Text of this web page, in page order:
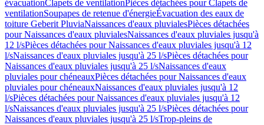
évacuationClapets de ventilationPièces détachées pour Clapets de
ventilationSoupapes de retenue d'énergieÉvacuation des eaux de
toiture Geberit PluviaNaissances d'eaux pluvialesPièces détachées
pour Naissances d'eaux pluvialesNaissances d'eaux pluviales jusqu'à
12 l/sPièces détachées pour Naissances d'eaux pluviales jusqu'à 12
l/sNaissances d'eaux pluviales jusqu'à 25 l/sPièces détachées pour
Naissances d'eaux pluviales jusqu'à 25 l/sNaissances d'eaux
pluviales pour chéneauxPièces détachées pour Naissances d'eaux
pluviales pour chéneauxNaissances d'eaux pluviales jusqu'à 12
l/sPièces détachées pour Naissances d'eaux pluviales jusqu'à 12
l/sNaissances d'eaux pluviales jusqu'à 25 l/sPièces détachées pour
Naissances d'eaux pluviales jusqu'à 25 l/sTrop-pleins de